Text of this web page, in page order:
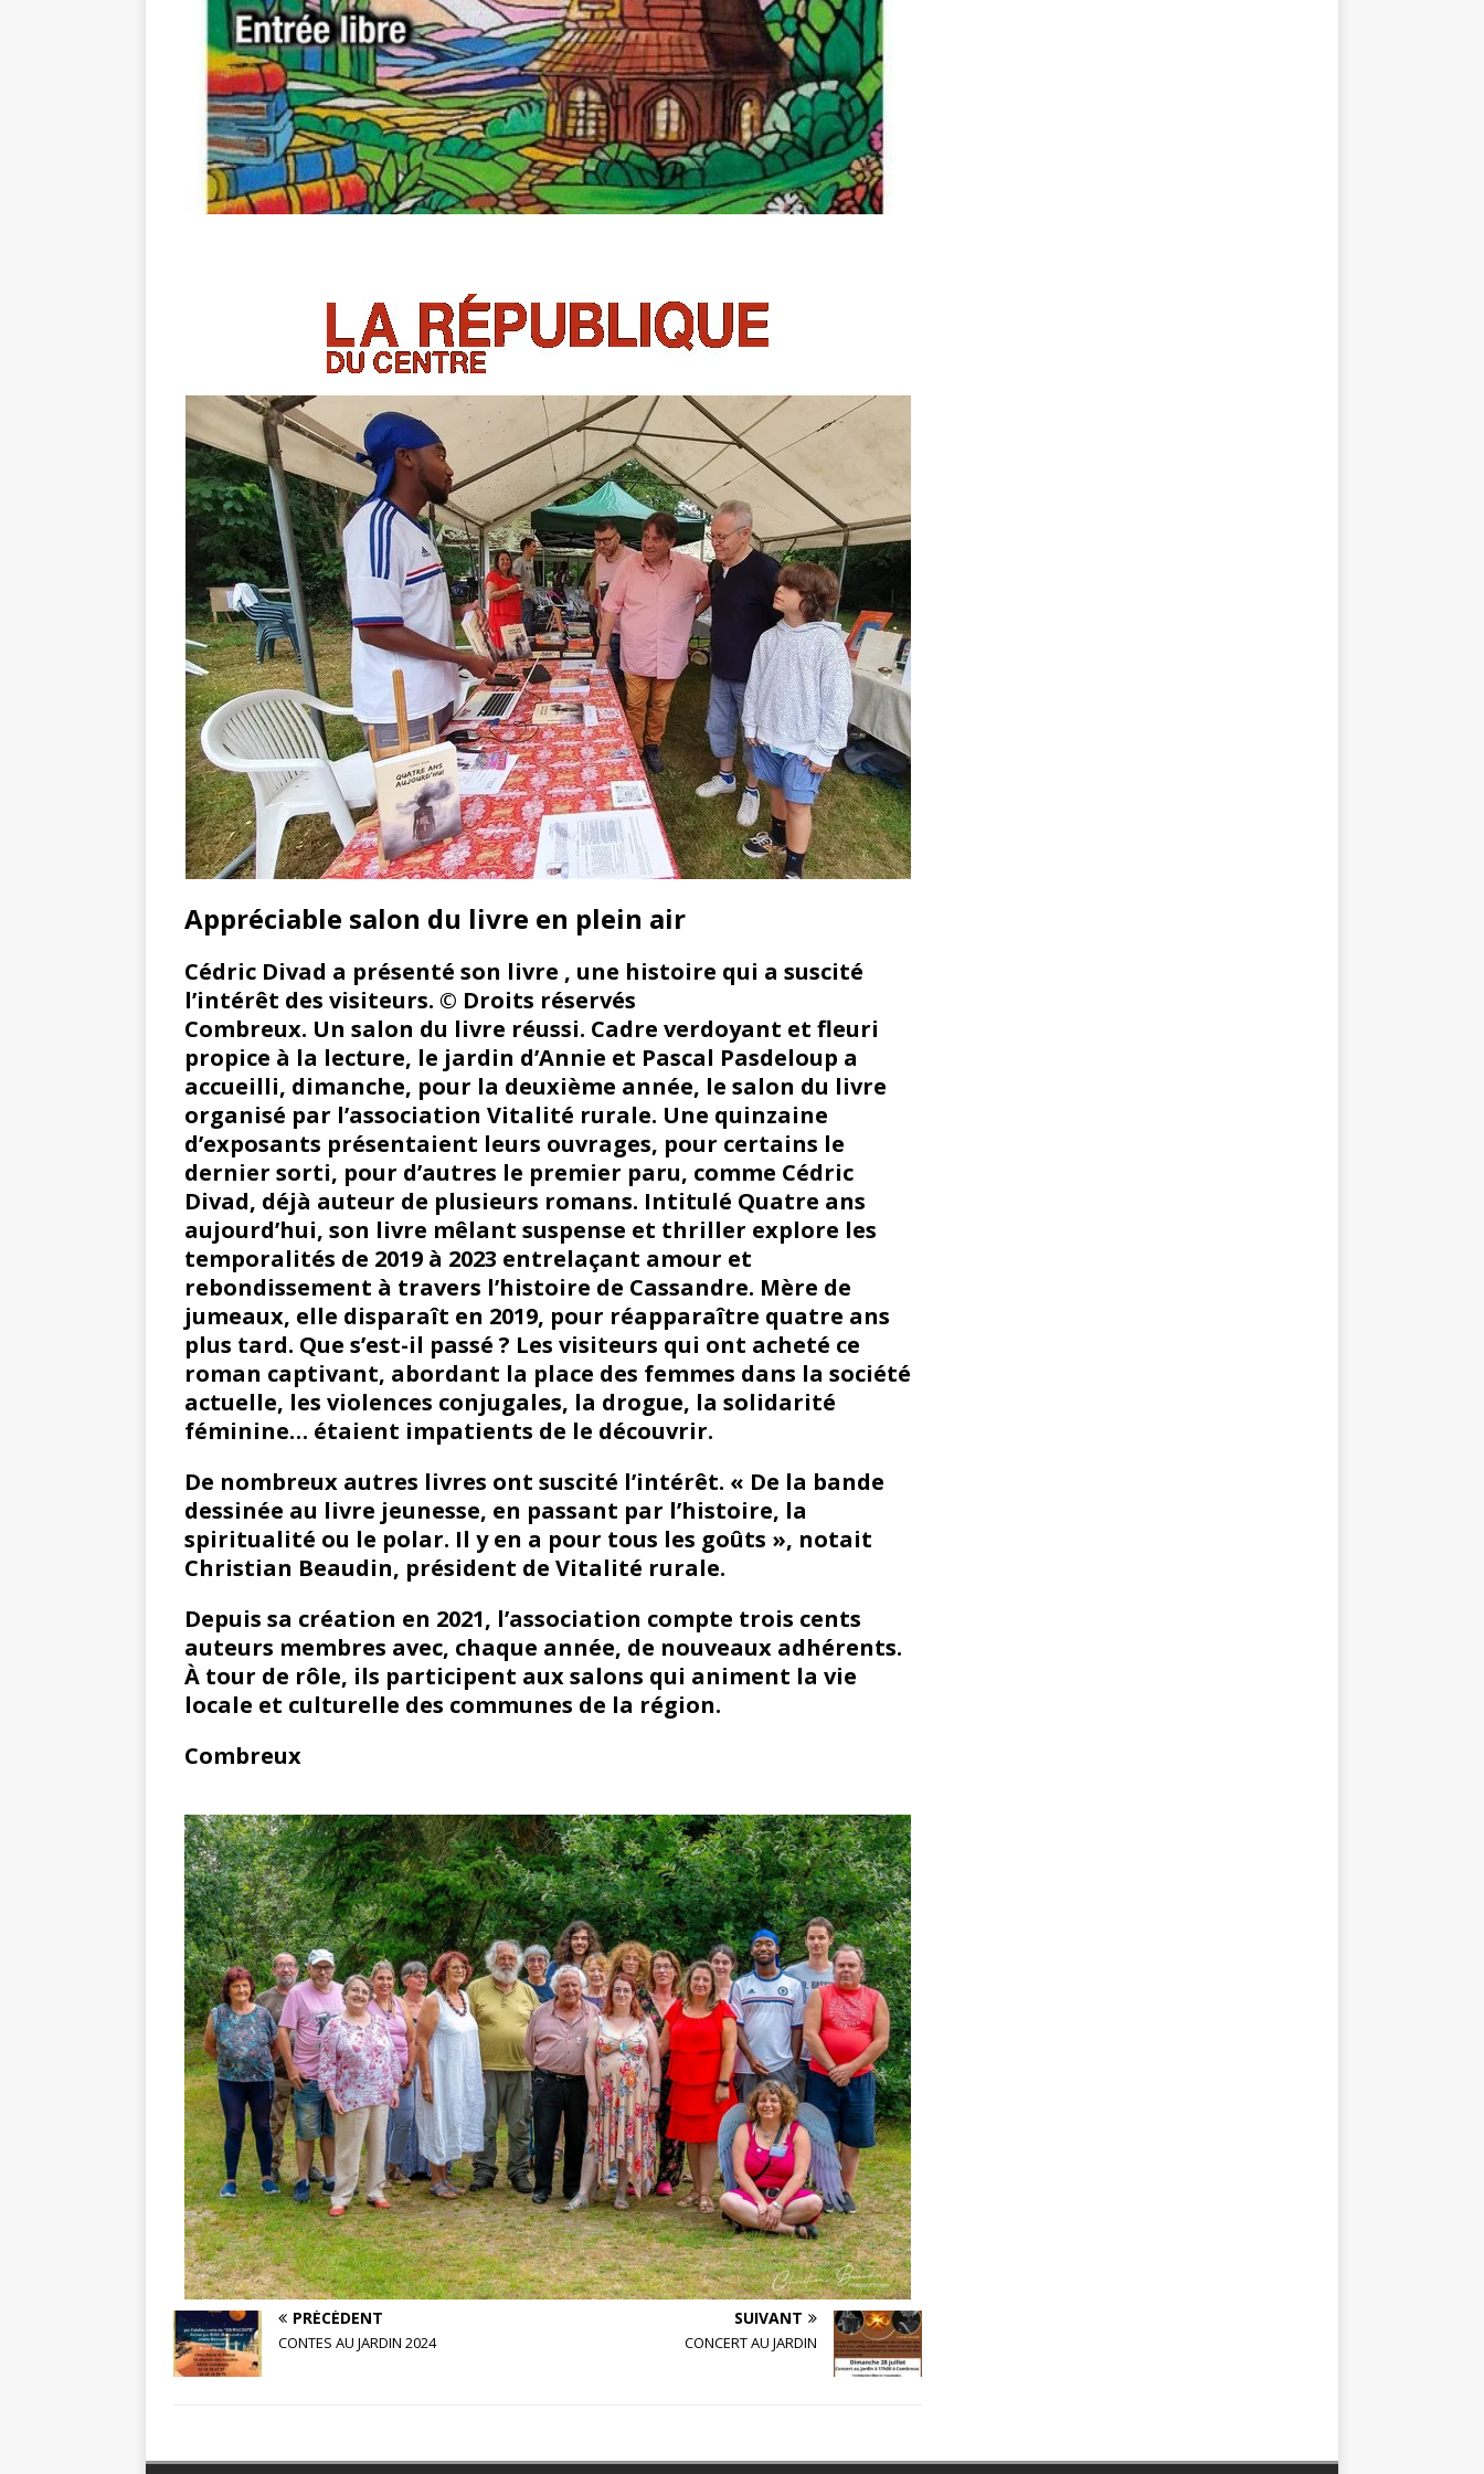
Appréciable salon du livre en plein air
Cédric Divad a présenté son livre , une histoire qui a suscité
l’intérêt des visiteurs. © Droits réservés
Combreux. Un salon du livre réussi. Cadre verdoyant et fleuri
propice à la lecture, le jardin d’Annie et Pascal Pasdeloup a
accueilli, dimanche, pour la deuxième année, le salon du livre
organisé par l’association Vitalité rurale. Une quinzaine
d’exposants présentaient leurs ouvrages, pour certains le
dernier sorti, pour d’autres le premier paru, comme Cédric
Divad, déjà auteur de plusieurs romans. Intitulé Quatre ans
aujourd’hui, son livre mêlant suspense et thriller explore les
temporalités de 2019 à 2023 entrelaçant amour et
rebondissement à travers l’histoire de Cassandre. Mère de
jumeaux, elle disparaît en 2019, pour réapparaître quatre ans
plus tard. Que s’est-il passé ? Les visiteurs qui ont acheté ce
roman captivant, abordant la place des femmes dans la société
actuelle, les violences conjugales, la drogue, la solidarité
féminine… étaient impatients de le découvrir.
De nombreux autres livres ont suscité l’intérêt. « De la bande
dessinée au livre jeunesse, en passant par l’histoire, la
spiritualité ou le polar. Il y en a pour tous les goûts », notait
Christian Beaudin, président de Vitalité rurale.
Depuis sa création en 2021, l’association compte trois cents
auteurs membres avec, chaque année, de nouveaux adhérents.
À tour de rôle, ils participent aux salons qui animent la vie
locale et culturelle des communes de la région.
Combreux
PRÉCÉDENT
CONTES AU JARDIN 2024
SUIVANT
CONCERT AU JARDIN